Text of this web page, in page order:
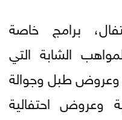
برامج خاصة
الشابة التي
وعروض طبل وجوالة
وعروض احتفالية